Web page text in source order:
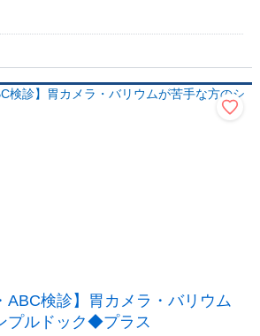
ABC検診】胃カメラ・バリウム
プルドック◆プラス